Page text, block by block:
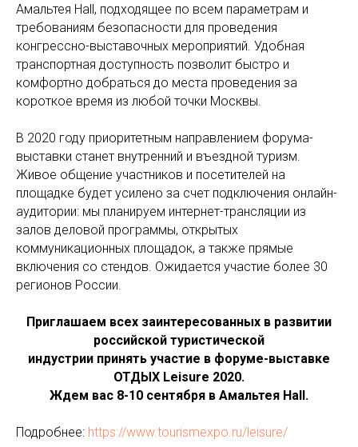
Амальтея Hall, подходящее по всем параметрам и
требованиям безопасности для проведения
конгрессно-выставочных мероприятий. Удобная
транспортная доступность позволит быстро и
комфортно добраться до места проведения за
короткое время из любой точки Москвы.
В 2020 году приоритетным направлением форума-
выставки станет внутренний и въездной туризм.
Живое общение участников и посетителей на
площадке будет усилено за счет подключения онлайн-
аудитории: мы планируем интернет-трансляции из
залов деловой программы, открытых
коммуникационных площадок, а также прямые
включения со стендов. Ожидается участие более 30
регионов России.
Приглашаем всех заинтересованных в развитии
российской туристической
индустрии принять участие в форуме-выставке
ОТДЫХ Leisure 2020.
Ждем вас 8-10 сентября в Амальтея Hall.
Подробнее: https://www.tourismexpo.ru/leisure/